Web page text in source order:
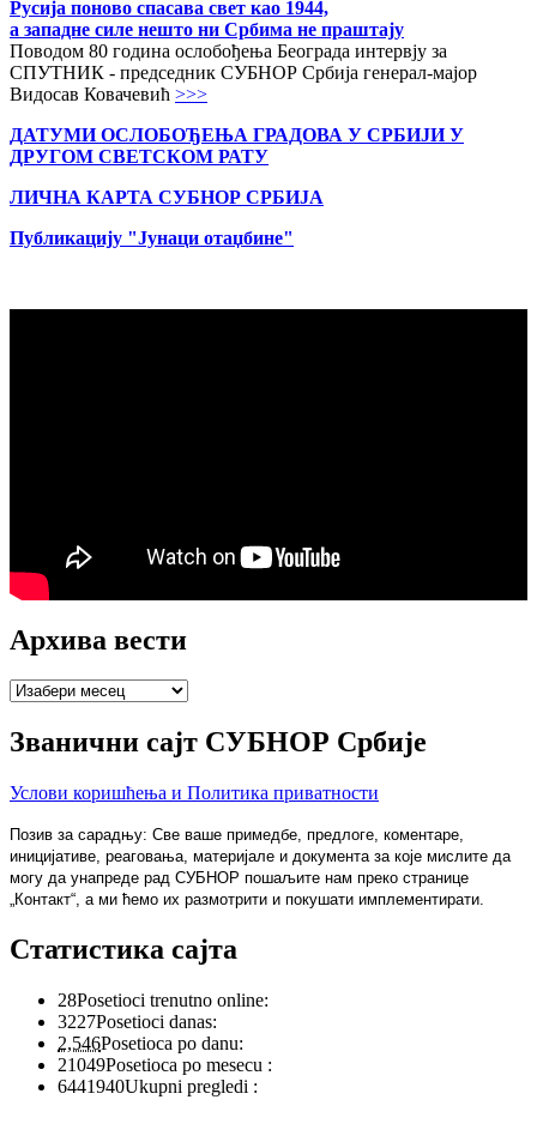
Русија поново спасава свет као 1944,
а западне силе нешто ни Србима не праштају
Поводом 80 година ослобођења Београда интервју за
СПУТНИК - председник СУБНОР Србија генерал-мајор
Видосав Ковачевић >>>
ДАТУМИ ОСЛОБОЂЕЊА ГРАДОВА У СРБИЈИ У
ДРУГОМ СВЕТСКОМ РАТУ
ЛИЧНА КАРТА СУБНОР СРБИЈА
Публикацију "Јунаци отаџбине"
Архива вести
Архива
Званични сајт СУБНОР Србије
Услови коришћења и Политика приватности
Позив за сарадњу: Све ваше примедбе, предлоге, коментаре,
иницијативе, реаговања, материјале и документа за које мислите да
могу да унапреде рад СУБНОР пошаљите нам преко странице
„Контакт“, а ми ћемо их размотрити и покушати имплементирати.
Статистика сајта
28Posetioci trenutno online:
3227Posetioci danas:
2,546Posetioca po danu:
21049Posetioca po mesecu :
6441940Ukupni pregledi :